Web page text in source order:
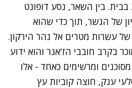
בין השאר, נסע דופונט
של הגשר, תוך כדי שהוא
עשרות מטרים אל נהר הירקון.
בקרב חובבי הז'אנר והוא ידוע
מסוכנים ומרשימים כאחד - אלו
ענק, חוצה קוביות עץ